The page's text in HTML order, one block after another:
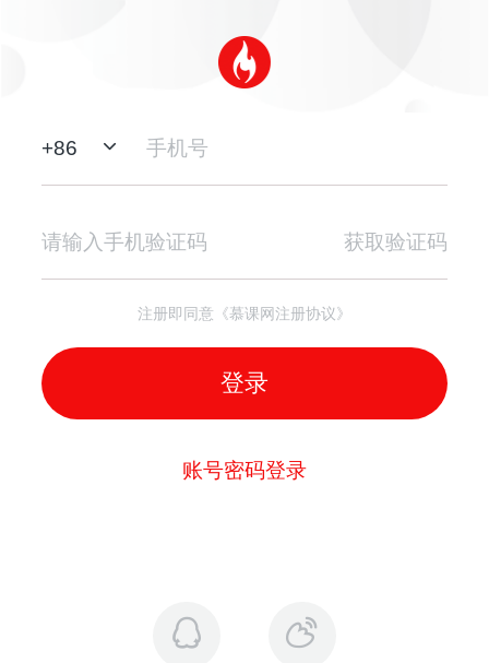
+86
获取验证码
注册即同意《慕课网注册协议》
登录
账号密码登录